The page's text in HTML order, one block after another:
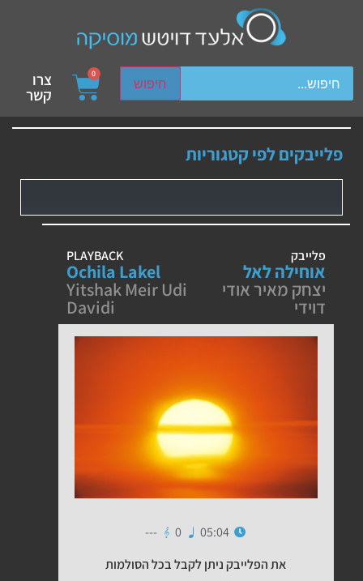
חיפוש
device users, explore by touch or with swipe gestures.
0 צרו
קשר
פלייבקים לפי קטגוריות
פלייבק
אוחילה לאל
יצחק מאיר אודי
דוידי
PLAYBACK
Ochila Lakel
Yitshak Meir Udi
Davidi
05:04
0
---
את הפלייבק ניתן לקבל בכל הסולמות